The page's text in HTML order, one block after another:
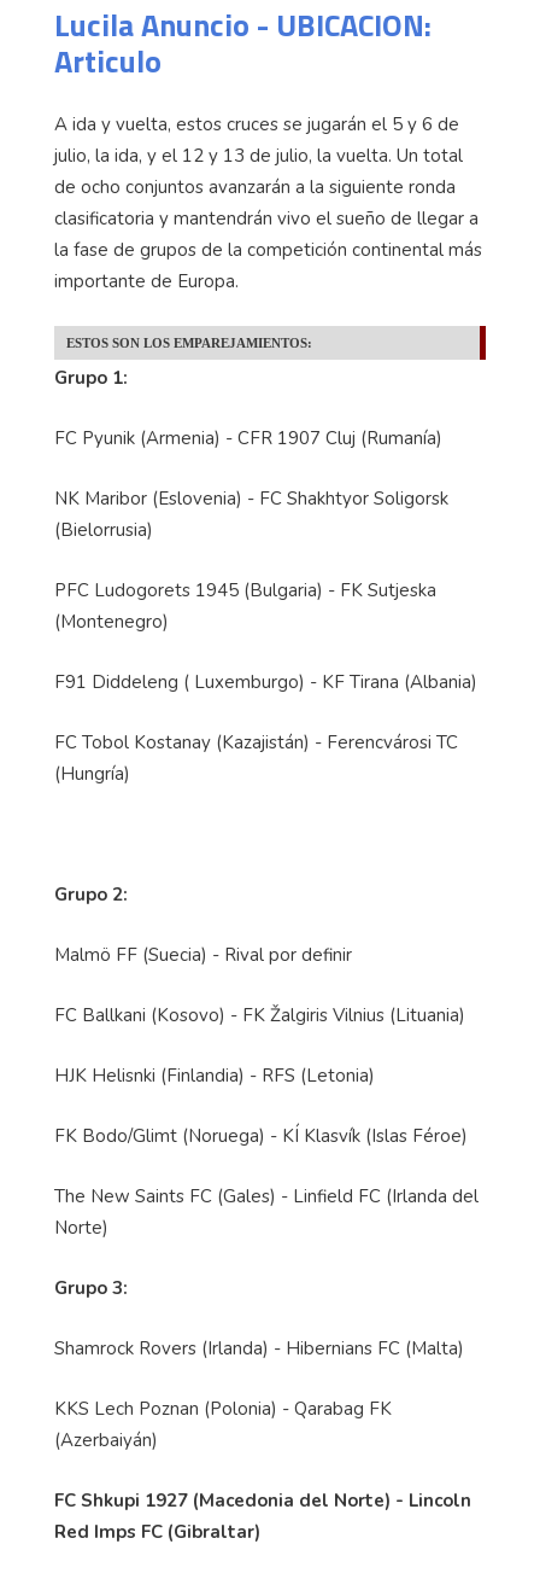
Lucila Anuncio - UBICACION:
Articulo
A ida y vuelta, estos cruces se jugarán el 5 y 6 de
julio, la ida, y el 12 y 13 de julio, la vuelta. Un total
de ocho conjuntos avanzarán a la siguiente ronda
clasificatoria y mantendrán vivo el sueño de llegar a
la fase de grupos de la competición continental más
importante de Europa.
ESTOS SON LOS EMPAREJAMIENTOS:
Grupo 1:
FC Pyunik (Armenia) - CFR 1907 Cluj (Rumanía)
NK Maribor (Eslovenia) - FC Shakhtyor Soligorsk
(Bielorrusia)
PFC Ludogorets 1945 (Bulgaria) - FK Sutjeska
(Montenegro)
F91 Diddeleng ( Luxemburgo) - KF Tirana (Albania)
FC Tobol Kostanay (Kazajistán) - Ferencvárosi TC
(Hungría)
Grupo 2:
Malmö FF (Suecia) - Rival por definir
FC Ballkani (Kosovo) - FK Žalgiris Vilnius (Lituania)
HJK Helisnki (Finlandia) - RFS (Letonia)
FK Bodo/Glimt (Noruega) - KÍ Klasvík (Islas Féroe)
The New Saints FC (Gales) - Linfield FC (Irlanda del
Norte)
Grupo 3:
Shamrock Rovers (Irlanda) - Hibernians FC (Malta)
KKS Lech Poznan (Polonia) - Qarabag FK
(Azerbaiyán)
FC Shkupi 1927 (Macedonia del Norte) - Lincoln
Red Imps FC (Gibraltar)